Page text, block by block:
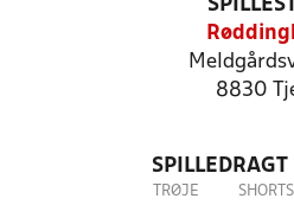
8830
TRØJE SHORTS